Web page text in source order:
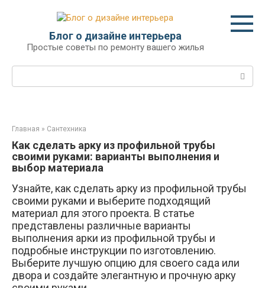
Блог о дизайне интерьера
Простые советы по ремонту вашего жилья
Поиск:
Главная » Сантехника
Как сделать арку из профильной трубы
своими руками: варианты выполнения и
выбор материала
Узнайте, как сделать арку из профильной трубы
своими руками и выберите подходящий
материал для этого проекта. В статье
представлены различные варианты
выполнения арки из профильной трубы и
подробные инструкции по изготовлению.
Выберите лучшую опцию для своего сада или
двора и создайте элегантную и прочную арку